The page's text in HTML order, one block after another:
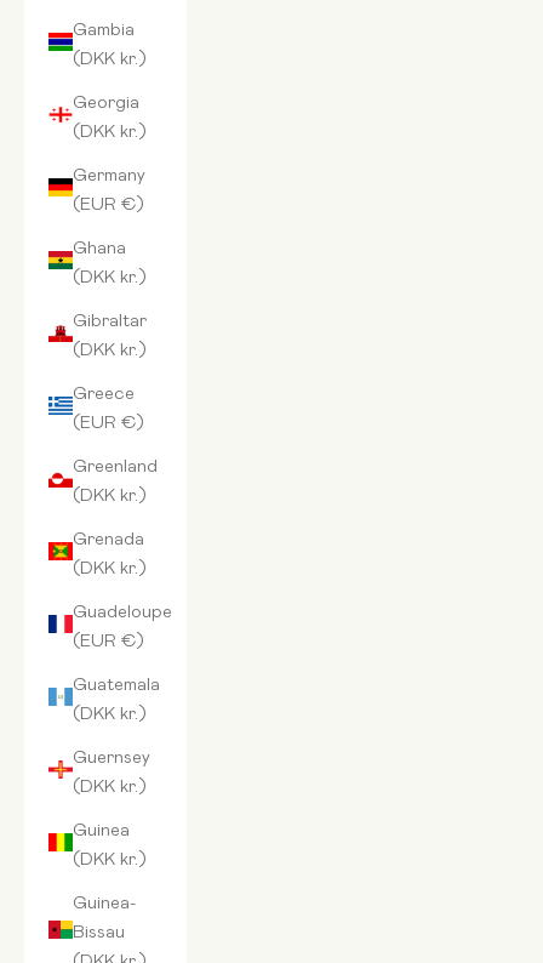
Gambia
(DKK kr.)
Georgia
(DKK kr.)
Germany
(EUR €)
Ghana
(DKK kr.)
Gibraltar
(DKK kr.)
Greece
(EUR €)
Greenland
(DKK kr.)
Grenada
(DKK kr.)
Guadeloupe
(EUR €)
Guatemala
(DKK kr.)
Guernsey
(DKK kr.)
Guinea
(DKK kr.)
Guinea-
Bissau